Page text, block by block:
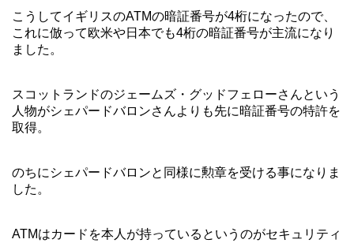
こうしてイギリスのATMの暗証番号が4桁になったので、
これに倣って欧米や日本でも4桁の暗証番号が主流になり
ました。
スコットランドのジェームズ・グッドフェローさんという
人物がシェパードバロンさんよりも先に暗証番号の特許を
取得。
のちにシェパードバロンと同様に勲章を受ける事になりま
した。
ATMはカードを本人が持っているというのがセキュリティ